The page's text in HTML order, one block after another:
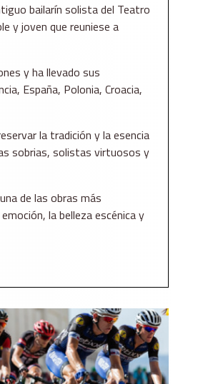
bailarín solista del Teatro
y joven que reuniese a
y ha llevado sus
España, Polonia, Croacia,
la tradición y la esencia
sobrias, solistas virtuosos y
de las obras más
la belleza escénica y